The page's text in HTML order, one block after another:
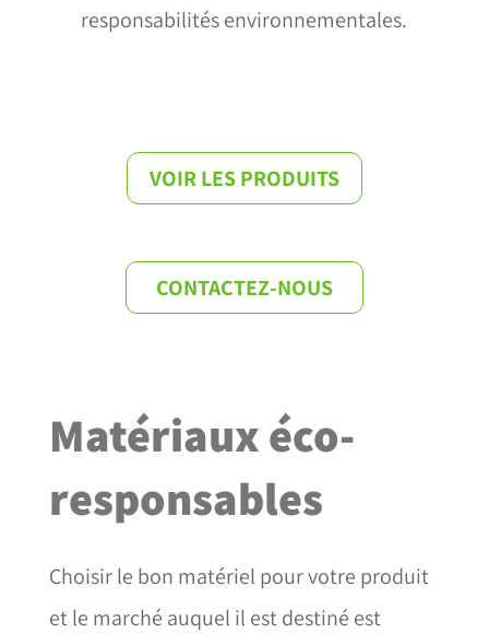
responsabilités environnementales.
VOIR LES PRODUITS
CONTACTEZ-NOUS
Matériaux éco-
responsables
Choisir le bon matériel pour votre produit
et le marché auquel il est destiné est